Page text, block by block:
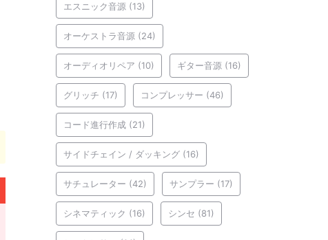
エスニック音源 (13)
オーケストラ音源 (24)
オーディオリペア (10) ギター音源 (16)
グリッチ (17) コンプレッサー (46)
コード進行作成 (21)
サイドチェイン / ダッキング (16)
サチュレーター (42) サンプラー (17)
シネマティック (16) シンセ (81)